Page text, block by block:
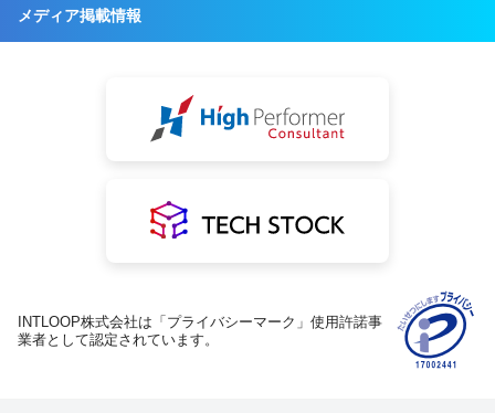
メディア掲載情報
INTLOOP株式会社は「プライバシーマーク」使用許諾事
業者として認定されています。